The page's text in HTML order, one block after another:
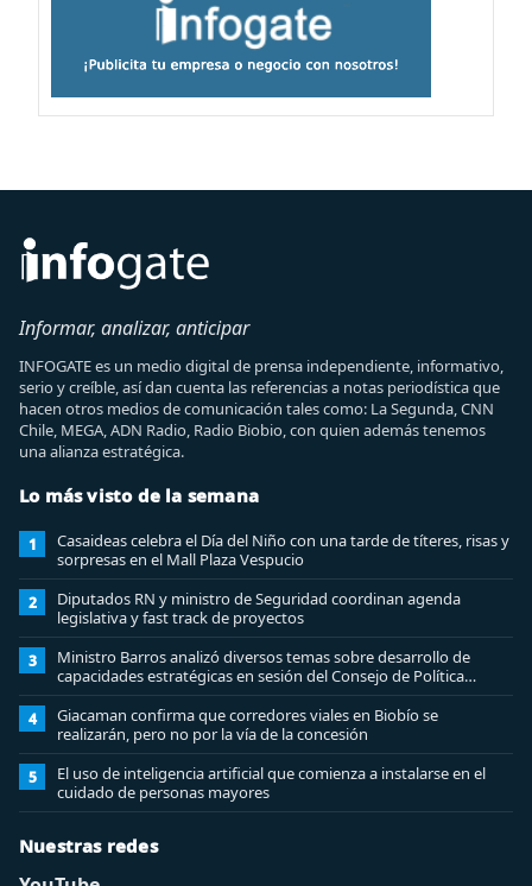
Informar, analizar, anticipar
INFOGATE es un medio digital de prensa independiente, informativo,
serio y creíble, así dan cuenta las referencias a notas periodística que
hacen otros medios de comunicación tales como: La Segunda, CNN
Chile, MEGA, ADN Radio, Radio Biobio, con quien además tenemos
una alianza estratégica.
Lo más visto de la semana
1
Casaideas celebra el Día del Niño con una tarde de títeres, risas y
sorpresas en el Mall Plaza Vespucio
2
Diputados RN y ministro de Seguridad coordinan agenda
legislativa y fast track de proyectos
3
Ministro Barros analizó diversos temas sobre desarrollo de
capacidades estratégicas en sesión del Consejo de Política
Espacial
4
Giacaman confirma que corredores viales en Biobío se
realizarán, pero no por la vía de la concesión
5
El uso de inteligencia artificial que comienza a instalarse en el
cuidado de personas mayores
Nuestras redes